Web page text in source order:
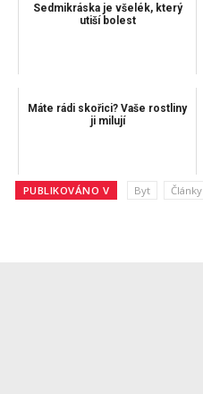
Sedmikráska je všelék, který
utiší bolest
Máte rádi skořici? Vaše rostliny
ji milují
PUBLIKOVÁNO V Byt Články